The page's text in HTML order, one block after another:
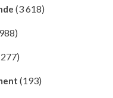
(3 618)
(193)